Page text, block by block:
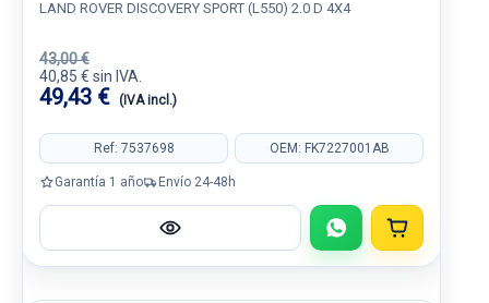
LAND ROVER DISCOVERY SPORT (L550) 2.0 D 4X4
43,00 €
40,85 € sin IVA.
49,43 € (IVA incl.)
Ref: 7537698 OEM: FK7227001AB
Garantía 1 año Envío 24-48h